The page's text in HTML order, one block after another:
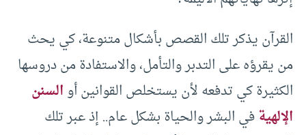
القرآن يذكر تلك القصص بأشكال متنوعة، كي يحث
من يقرؤه على التدبر والتأمل، والاستفادة من دروسها
الكثيرة كي تدفعه لأن يستخلص القوانين أوالسنن
الإلهيةفي البشر والحياة بشكل عام.. إذ عبر تلك